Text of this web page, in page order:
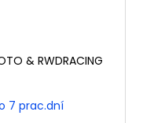
& RWDRACING
7 prac.dní